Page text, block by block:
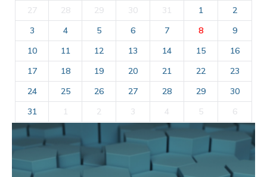
27 28 29 30 31 1
2
3
4 5 6 7 8
9
10
11 12 13 14 15
16
17
18 19 20 21 22
23
24
25 26 27 28 29
30
31
1 2 3 4 5 6